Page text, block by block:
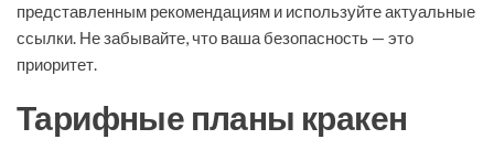
представленным рекомендациям и используйте актуальные
ссылки. Не забывайте, что ваша безопасность — это
приоритет.
Тарифные планы кракен